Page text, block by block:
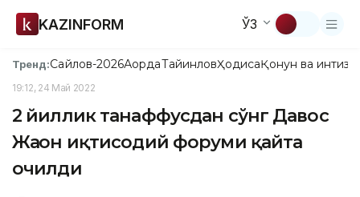
KAZINFORM ЎЗ
Тренд:Сайлов-2026АқордаТайинловҲодисаҚонун ва
19:12, 24 Май 2022
2 йиллик танаффусдан сўнг Давос
Жаҳон иқтисодий форуми қайта
очилди